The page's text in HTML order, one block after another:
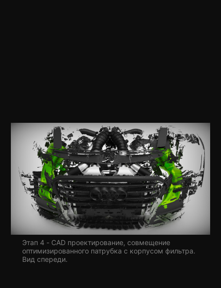
Этап 4 - CAD проектирование, совмещение
оптимизированного патрубка с корпусом фильтра.
Вид спереди.